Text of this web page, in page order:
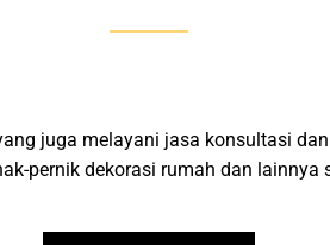
juga melayani jasa konsultasi
pernik dekorasi rumah dan lainnya